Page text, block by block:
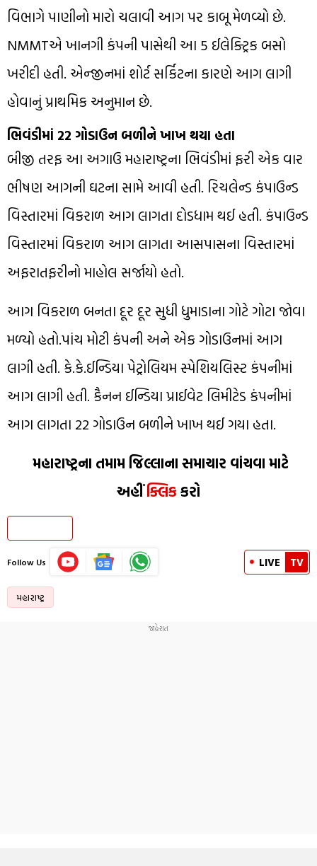
વિભાગે પાણીનો મારો ચલાવી આગ પર કાબૂ મેળવ્યો છે.
NMMTએ ખાનગી કંપની પાસેથી આ 5 ઈલેક્ટ્રિક બસો
ખરીદી હતી. એન્જીનમાં શોર્ટ સર્કિટના કારણે આગ લાગી
હોવાનું પ્રાથમિક અનુમાન છે.
ભિવંડીમાં 22 ગોડાઉન બળીને ખાખ થયા હતા
બીજી તરફ આ અગાઉ મહારાષ્ટ્રના ભિવંડીમાં ફરી એક વાર
ભીષણ આગની ઘટના સામે આવી હતી. રિચલેન્ડ કંપાઉન્ડ
વિસ્તારમાં વિકરાળ આગ લાગતા દોડધામ થઈ હતી. કંપાઉન્ડ
વિસ્તારમાં વિકરાળ આગ લાગતા આસપાસના વિસ્તારમાં
અફરાતફરીનો માહોલ સર્જાયો હતો.
આગ વિકરાળ બનતા દૂર દૂર સુધી ધુમાડાના ગોટે ગોટા જોવા
મળ્યો હતો.પાંચ મોટી કંપની અને એક ગોડાઉનમાં આગ
લાગી હતી. કે.કે.ઈન્ડિયા પેટ્રોલિયમ સ્પેશિયલિસ્ટ કંપનીમાં
આગ લાગી હતી. કૈનન ઈન્ડિયા પ્રાઈવેટ લિમીટેડ કંપનીમાં
આગ લાગતા 22 ગોડાઉન બળીને ખાખ થઈ ગયા હતા.
મહારાષ્ટ્રના તમામ જિલ્લાના સમાચાર વાંચવા માટે
અહીંક્લિક કરો
Follow Us LIVE TV
મહારાષ્ટ્ર